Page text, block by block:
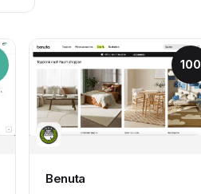
100
Benuta